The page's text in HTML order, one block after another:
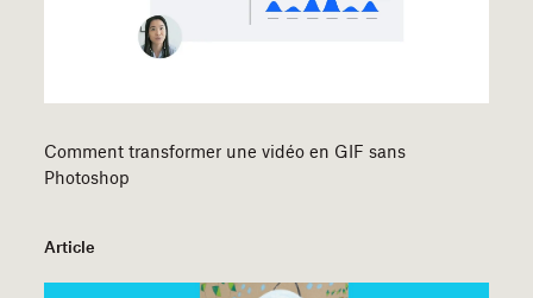
Comment transformer une vidéo en GIF sans
Photoshop
Article